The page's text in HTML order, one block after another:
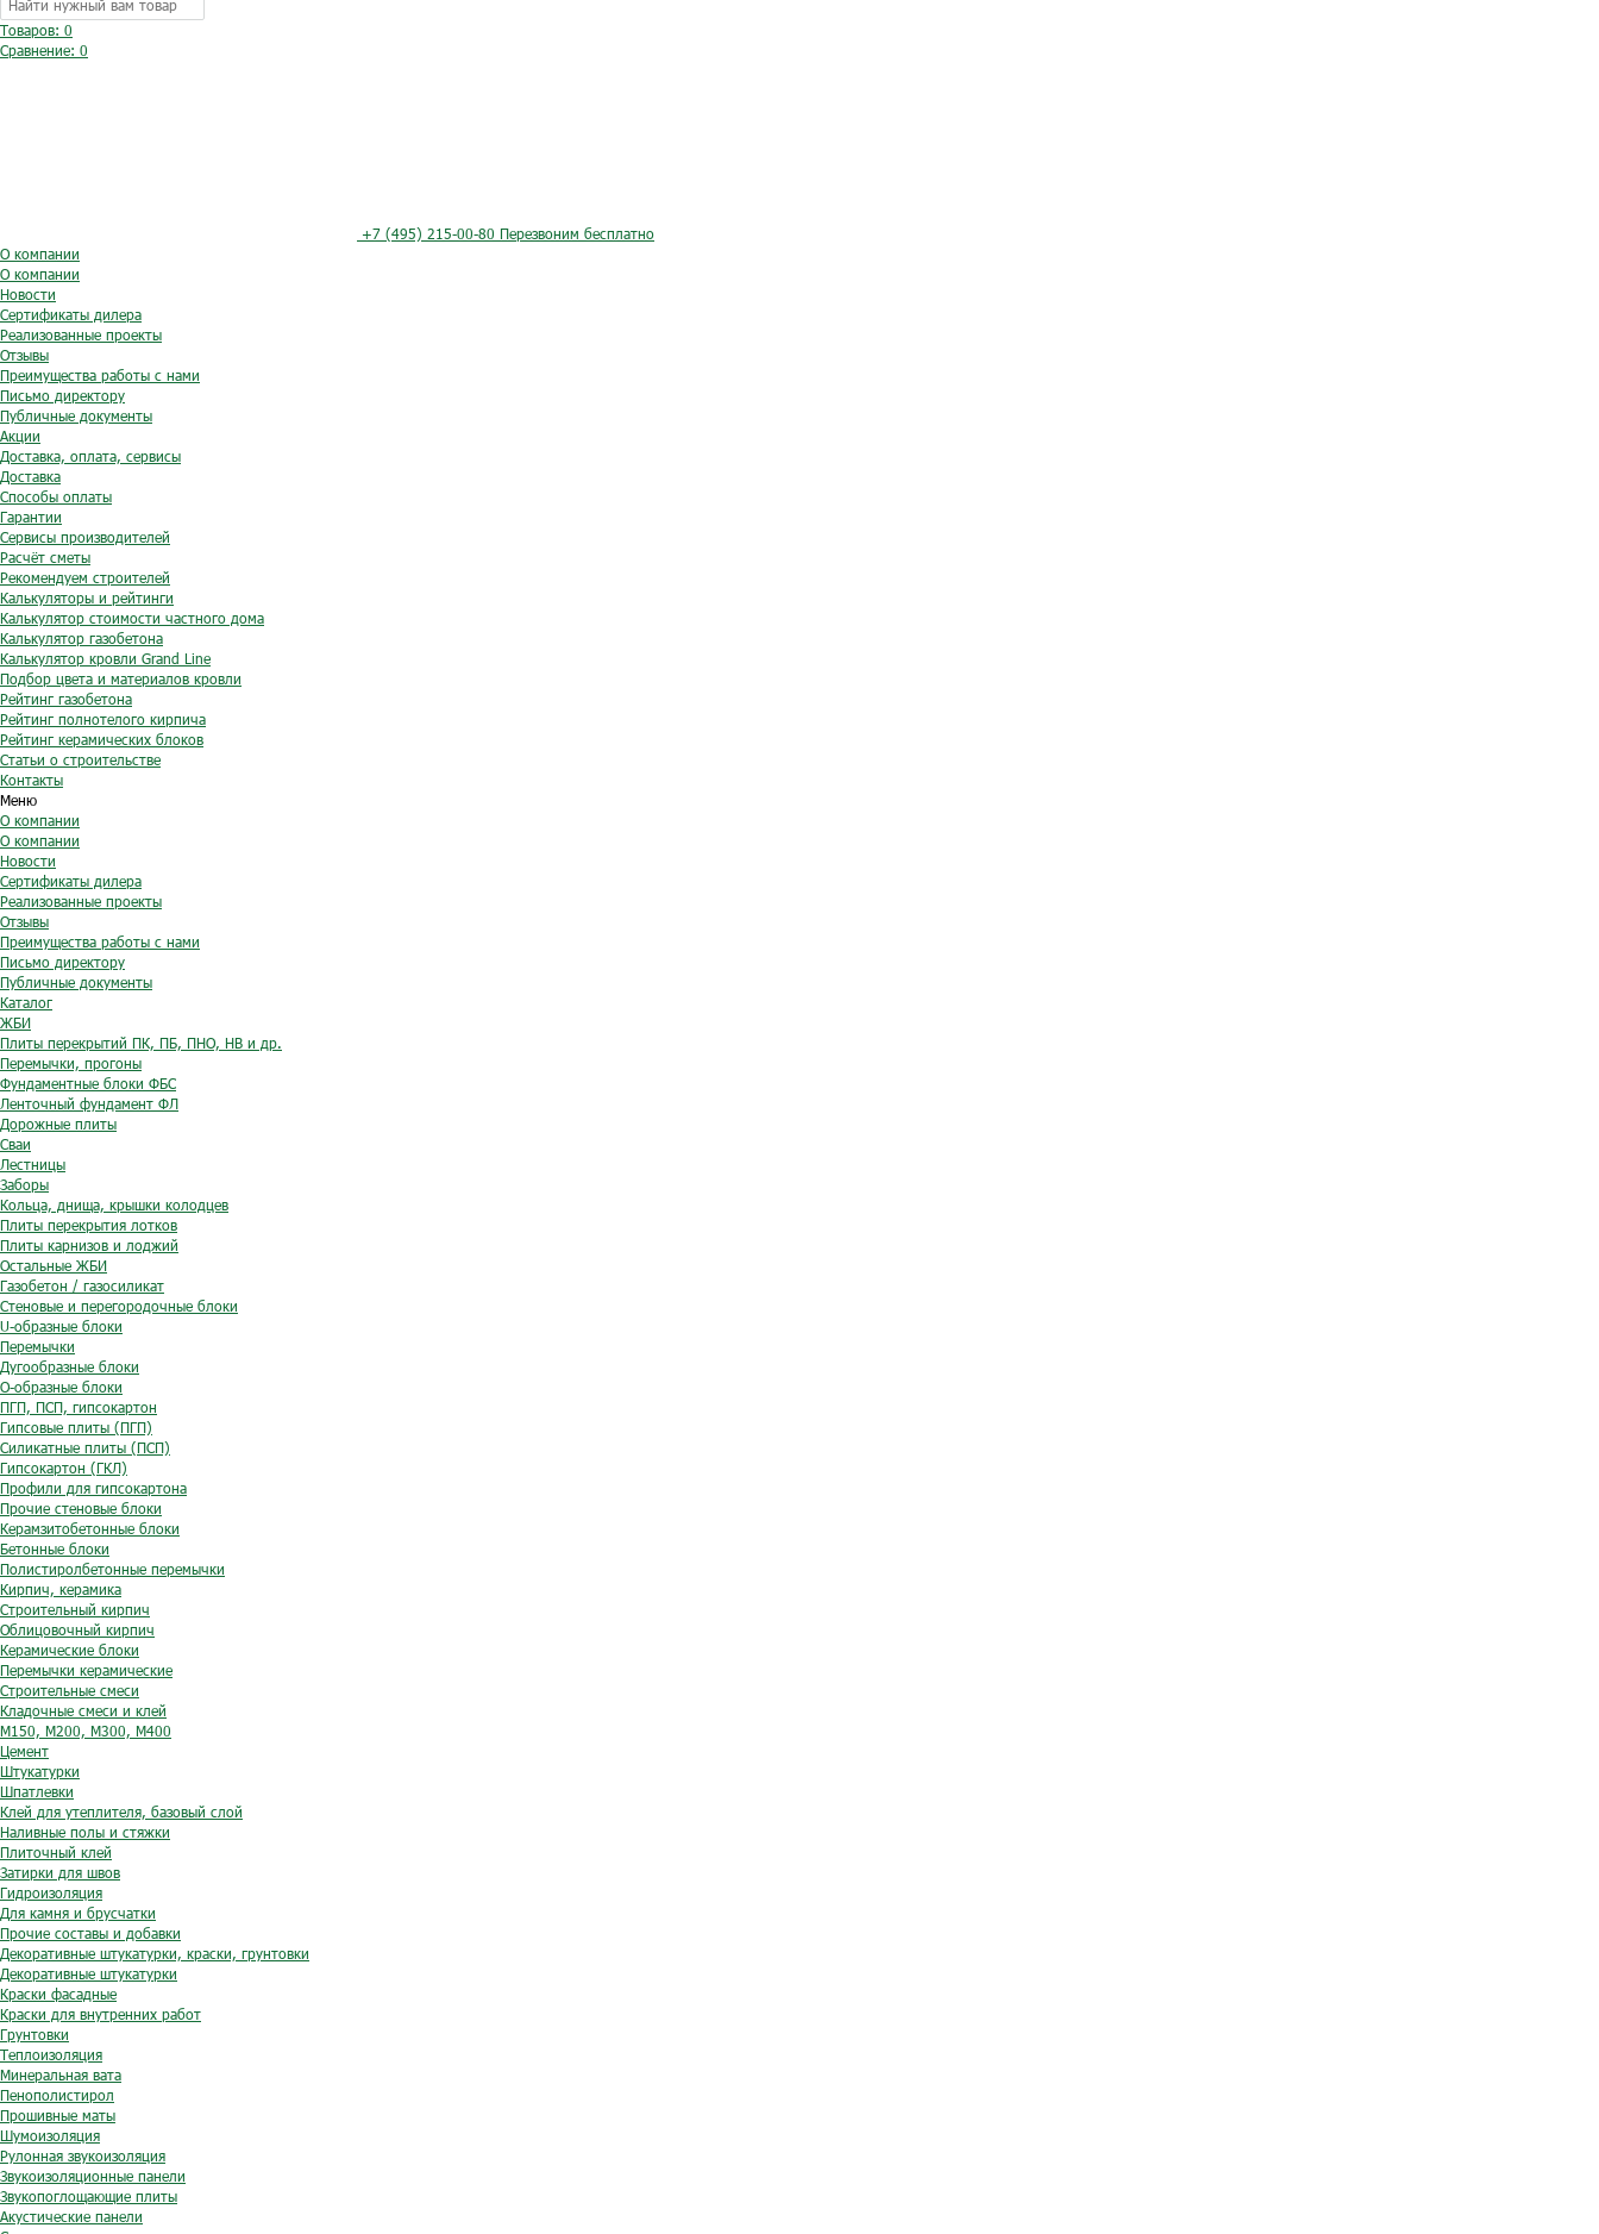
Товаров: 0
Сравнение: 0
+7 (495) 215-00-80 Перезвоним бесплатно
О компании
О компании
Новости
Сертификаты дилера
Реализованные проекты
Отзывы
Преимущества работы с нами
Письмо директору
Публичные документы
Акции
Доставка, оплата, сервисы
Доставка
Способы оплаты
Гарантии
Сервисы производителей
Расчёт сметы
Рекомендуем строителей
Калькуляторы и рейтинги
Калькулятор стоимости частного дома
Калькулятор газобетона
Калькулятор кровли Grand Line
Подбор цвета и материалов кровли
Рейтинг газобетона
Рейтинг полнотелого кирпича
Рейтинг керамических блоков
Статьи о строительстве
Контакты
Меню
О компании
О компании
Новости
Сертификаты дилера
Реализованные проекты
Отзывы
Преимущества работы с нами
Письмо директору
Публичные документы
Каталог
ЖБИ
Плиты перекрытий ПК, ПБ, ПНО, НВ и др.
Перемычки, прогоны
Фундаментные блоки ФБС
Ленточный фундамент ФЛ
Дорожные плиты
Сваи
Лестницы
Заборы
Кольца, днища, крышки колодцев
Плиты перекрытия лотков
Плиты карнизов и лоджий
Остальные ЖБИ
Газобетон / газосиликат
Стеновые и перегородочные блоки
U-образные блоки
Перемычки
Дугообразные блоки
O-образные блоки
ПГП, ПСП, гипсокартон
Гипсовые плиты (ПГП)
Силикатные плиты (ПСП)
Гипсокартон (ГКЛ)
Профили для гипсокартона
Прочие стеновые блоки
Керамзитобетонные блоки
Бетонные блоки
Полистиролбетонные перемычки
Кирпич, керамика
Строительный кирпич
Облицовочный кирпич
Керамические блоки
Перемычки керамические
Строительные смеси
Кладочные смеси и клей
М150, М200, М300, М400
Цемент
Штукатурки
Шпатлевки
Клей для утеплителя, базовый слой
Наливные полы и стяжки
Плиточный клей
Затирки для швов
Гидроизоляция
Для камня и брусчатки
Прочие составы и добавки
Декоративные штукатурки, краски, грунтовки
Декоративные штукатурки
Краски фасадные
Краски для внутренних работ
Грунтовки
Теплоизоляция
Минеральная вата
Пенополистирол
Прошивные маты
Шумоизоляция
Рулонная звукоизоляция
Звукоизоляционные панели
Звукопоглощающие плиты
Акустические панели